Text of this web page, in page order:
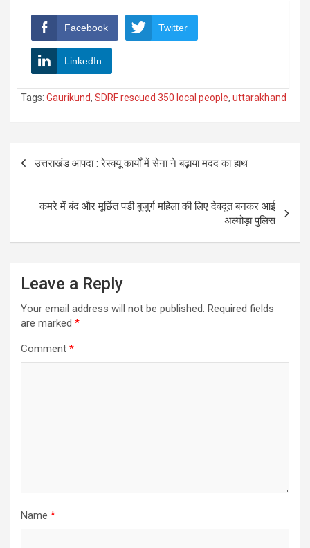
Facebook Twitter
LinkedIn
Tags: Gaurikund, SDRF rescued 350 local people, uttarakhand
उत्तराखंड आपदा : रेस्क्यू कार्यों में सेना ने बढ़ाया मदद का हाथ
कमरे में बंद और मूर्छित पडी बुजुर्ग महिला की लिए देवदूत बनकर आई
अल्मोड़ा पुलिस
Leave a Reply
Your email address will not be published. Required fields
are marked *
Comment *
Name *